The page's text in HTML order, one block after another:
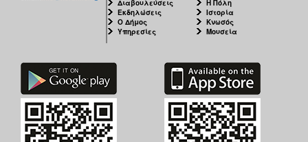
Διαβουλεύσεις
Εκδηλώσεις
Ο Δήμος
Υπηρεσίες
Η Πόλη
Ιστορία
Κνωσός
Μουσεία